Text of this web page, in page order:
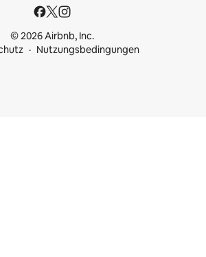
© 2026 Airbnb, Inc.
Nutzungsbedingungen